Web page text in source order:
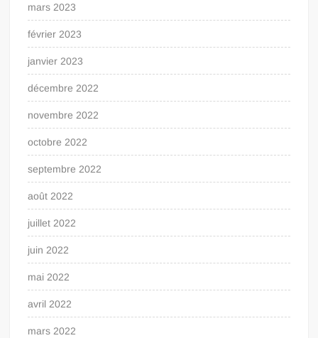
mars 2023
février 2023
janvier 2023
décembre 2022
novembre 2022
octobre 2022
septembre 2022
août 2022
juillet 2022
juin 2022
mai 2022
avril 2022
mars 2022